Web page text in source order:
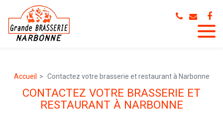
Accueil Contactez votre brasserie et restaurant à Narbonne
CONTACTEZ VOTRE BRASSERIE ET
RESTAURANT À NARBONNE
Panneau de gestion des cookies